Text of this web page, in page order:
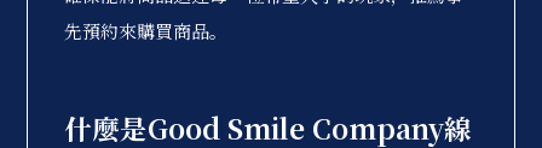
先預約來購買商品。
什麼是Good Smile Company線